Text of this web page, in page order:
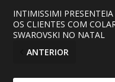
INTIMISSIMI PRESENTEIA
OS CLIENTES COM
SWAROVSKI NO NATAL
ANTERIOR